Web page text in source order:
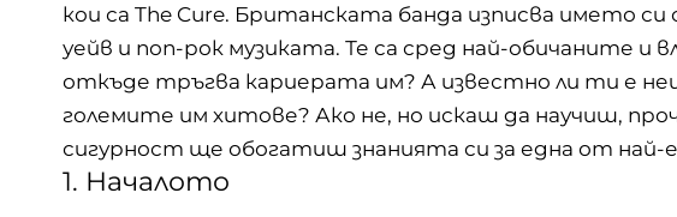
кои са The Cure. Британската банда изписва името
уейв и поп-рок музиката. Те са сред най-обичаните и
откъде тръгва кариерата им? А известно ли ти е
големите им хитове? Ако не, но искаш да научиш,
сигурност ще обогатиш знанията си за една от
1. Началото